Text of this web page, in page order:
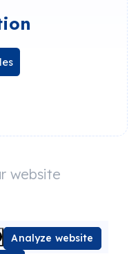
website
Analyze website